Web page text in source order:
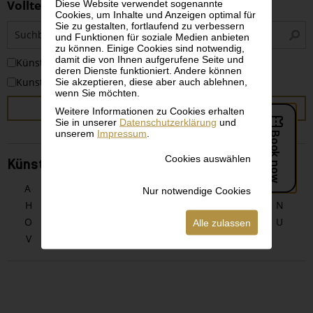
Diese Website verwendet sogenannte
Cookies, um Inhalte und Anzeigen optimal für
Sie zu gestalten, fortlaufend zu verbessern
und Funktionen für soziale Medien anbieten
zu können. Einige Cookies sind notwendig,
damit die von Ihnen aufgerufene Seite und
deren Dienste funktioniert. Andere können
Sie akzeptieren, diese aber auch ablehnen,
wenn Sie möchten.
Weitere Informationen zu Cookies erhalten
Sie in unserer Datenschutzerklärung und
unserem Impressum
Cookies auswählen
Nur notwendige Cookies
Alle zulassen
Volltextsuche
KünstlerInnen
Kunstwerke
SUCHEN
KünstlerInnen alphabetisch
A D E F
G
H
N
O
S T
U
V
Z